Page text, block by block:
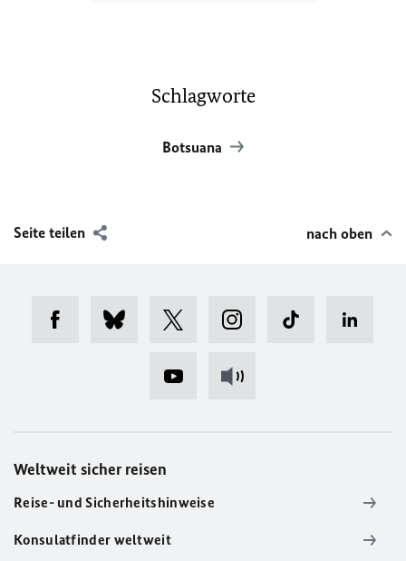
Schlagworte
Botsuana
Seite teilen nach oben
Weltweit sicher reisen
Reise- und Sicherheitshinweise
Konsulatfinder weltweit